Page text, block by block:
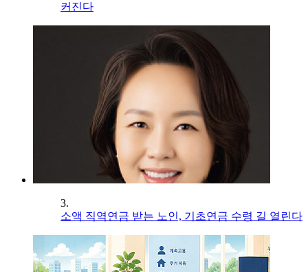
커진다
3.
소액 직역연금 받는 노인, 기초연금 수령 길 열린다